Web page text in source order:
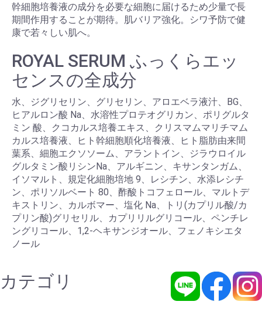
幹細胞培養液の成分を必要な細胞に届けるため少量で長
期間作用することが期待。肌バリア強化。シワ予防で健
康で若々しい肌へ。
ROYAL SERUM ふっくらエッ
センスの全成分
水、ジグリセリン、グリセリン、アロエベラ液汁、BG、
ヒアルロン酸 Na、水溶性プロテオグリカン、ポリグルタ
ミン 酸、クコカルス培養エキス、クリスマムマリチマム
カルス培養液、ヒト幹細胞順化培養液、ヒト脂肪由来間
葉系、細胞エクソソーム、アラントイン、ジラウロイル
グルタミン酸リシンNa、アルギニン、キサンタンガム、
イソマルト、規定化細胞培地 9、レシチン、水添レシチ
ン、ポリソルベート 80、酢酸トコフェロール、マルトデ
キストリン、カルボマー、塩化 Na、トリ(カプリル酸/カ
プリン酸)グリセリル、カプリリルグリコール、ペンチレ
ングリコール、1,2-ヘキサンジオール、フェノキシエタ
ノール
カテゴリ